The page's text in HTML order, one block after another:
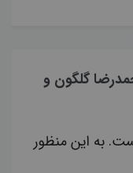
گلگون و
به این منظور